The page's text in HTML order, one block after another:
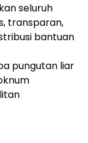
seluruh
transparan,
bantuan
pungutan liar